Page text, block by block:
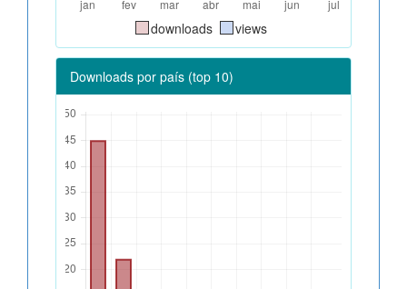
downloads views
Downloads por país (top 10)